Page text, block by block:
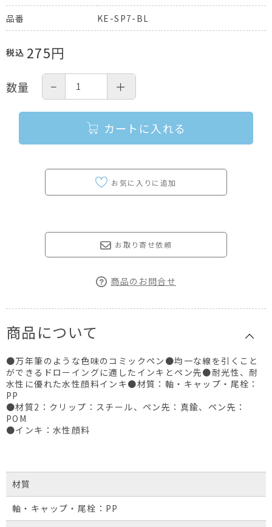
品番 KE-SP7-BL
税込 275円
数量 − ＋
カートに入れる
お取り寄せ依頼
商品のお問合せ
商品について
●万年筆のような色味のコミックペン●均一な線を引くこと
ができるドローイングに適したインキとペン先●耐光性、耐
水性に優れた水性顔料インキ●材質：軸・キャップ・尾栓：
PP
●材質2：クリップ：スチール、ペン先：真鍮、ペン先：
POM
●インキ：水性顔料
材質
軸・キャップ・尾栓：PP